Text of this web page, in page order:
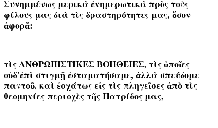
Συνημμένως μερικὰ ἐνημερωτικὰ πρὸς τοὺς
φίλους μας διὰ τὶς δραστηρότητες μας, ὅσον
ἀφορᾶ:
τὶς ΑΝΘΡΩΠΙΣΤΙΚΕΣ ΒΟΗΘΕΙΕΣ, τὶς ὁποῖες
οὐδ’ἐπὶ στιγμῇ ἐσταματήσαμε, ἀλλὰ σπεύδομε
παντοῦ, καὶ ἐσχάτως εἰς τὶς πληγεῖσες ἀπὸ τὶς
θεομηνίες περιοχὲς τῆς Πατρίδος μας,